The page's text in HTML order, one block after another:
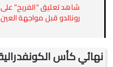
شاهد تعليق “الفريح”
رونالدو قبل مواجهة العين
نهائي كأس الكونفدرالية